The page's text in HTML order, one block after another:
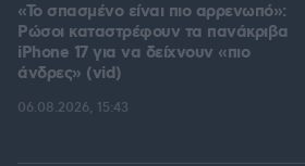
«Το σπασμένο είναι πιο αρρενωπό»:
Ρώσοι καταστρέφουν τα πανάκριβα
iPhone 17 για να δείχνουν «πιο
άνδρες» (vid)
06.08.2026, 15:43